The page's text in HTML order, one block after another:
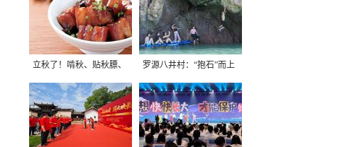
立秋了！啃秋、贴秋膘、
晒秋，福建人这样过才够
味→
罗源八井村：“抱石”而上